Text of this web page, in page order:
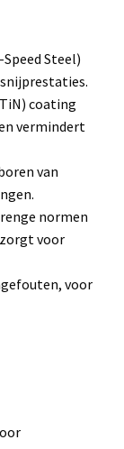
Steel)
coating
vermindert
van
normen
voor
voor